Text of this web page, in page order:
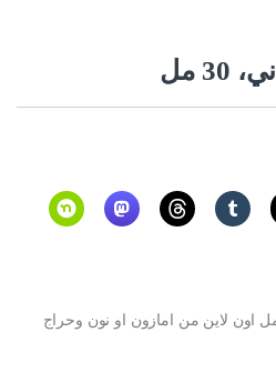
مل
زيت زعتر من هيماني، 30 مل اون لاين من امازون او نون وحراج